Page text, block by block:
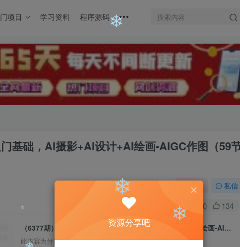
项目 学习资料 程序源码
基础，AI摄影+AI设计+AI绘画-AIGC作图（59
关注 私信
1970 134
（6377期）midjourney新手入门基础，AI摄影+AI设计+AI绘画-AIGC作图（59节课时）
此内容为付费阅读，请付费后查看
资源分享吧
❄
❄